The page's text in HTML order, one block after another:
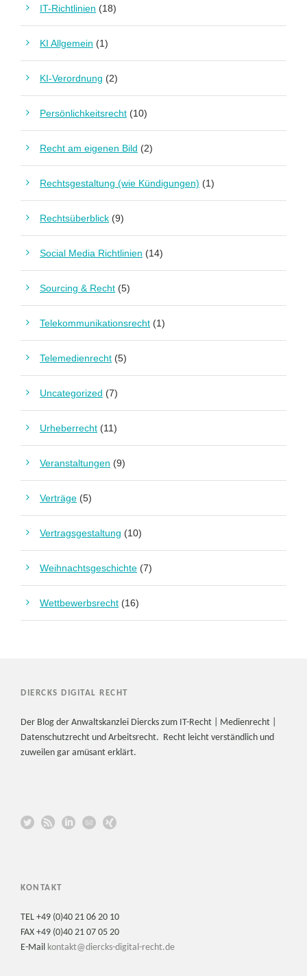
IT-Richtlinien (18)
KI Allgemein (1)
KI-Verordnung (2)
Persönlichkeitsrecht (10)
Recht am eigenen Bild (2)
Rechtsgestaltung (wie Kündigungen) (1)
Rechtsüberblick (9)
Social Media Richtlinien (14)
Sourcing & Recht (5)
Telekommunikationsrecht (1)
Telemedienrecht (5)
Uncategorized (7)
Urheberrecht (11)
Veranstaltungen (9)
Verträge (5)
Vertragsgestaltung (10)
Weihnachtsgeschichte (7)
Wettbewerbsrecht (16)
DIERCKS DIGITAL RECHT
Der Blog der Anwaltskanzlei Diercks zum IT-Recht | Medienrecht |
Datenschutzrecht und Arbeitsrecht. Recht leicht verständlich und
zuweilen gar amüsant erklärt.
KONTAKT
TEL +49 (0)40 21 06 20 10
FAX +49 (0)40 21 07 05 20
E-Mail kontakt@diercks-digital-recht.de